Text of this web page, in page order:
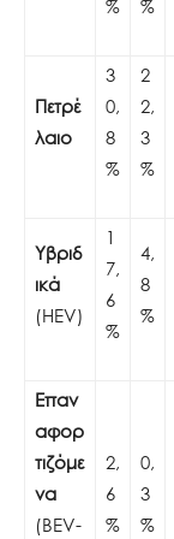
%
%
Πετρέ
λαιο
3
0,
8
%
2
2,
3
%
Υβριδ
ικά
(HEV)
1
7,
6
%
4,
8
%
Επαν
αφορ
τιζόμε
να
(BEV-
2,
6
%
0,
3
%